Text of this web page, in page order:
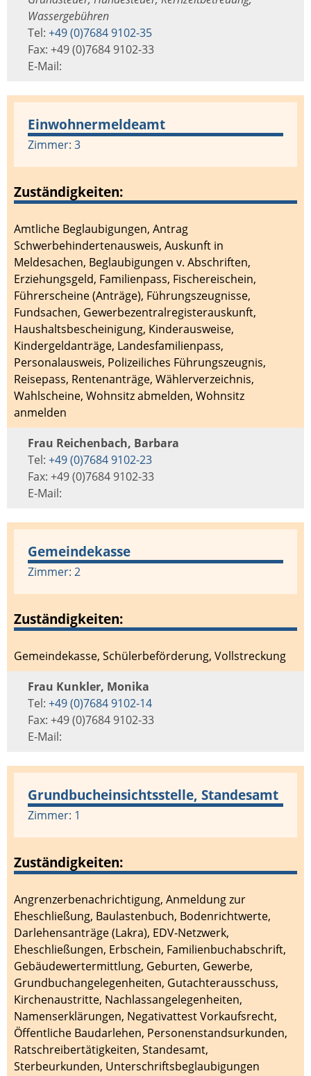
Wassergebühren
Tel: +49 (0)7684 9102-35
Fax: +49 (0)7684 9102-33
E-Mail:
Einwohnermeldeamt
Zimmer: 3
Zuständigkeiten:
Amtliche Beglaubigungen, Antrag
Schwerbehindertenausweis, Auskunft in
Meldesachen, Beglaubigungen v. Abschriften,
Erziehungsgeld, Familienpass, Fischereischein,
Führerscheine (Anträge), Führungszeugnisse,
Fundsachen, Gewerbezentralregisterauskunft,
Haushaltsbescheinigung, Kinderausweise,
Kindergeldanträge, Landesfamilienpass,
Personalausweis, Polizeiliches Führungszeugnis,
Reisepass, Rentenanträge, Wählerverzeichnis,
Wahlscheine, Wohnsitz abmelden, Wohnsitz
anmelden
Frau Reichenbach, Barbara
Tel: +49 (0)7684 9102-23
Fax: +49 (0)7684 9102-33
E-Mail:
Gemeindekasse
Zimmer: 2
Zuständigkeiten:
Gemeindekasse, Schülerbeförderung, Vollstreckung
Frau Kunkler, Monika
Tel: +49 (0)7684 9102-14
Fax: +49 (0)7684 9102-33
E-Mail:
Grundbucheinsichtsstelle, Standesamt
Zimmer: 1
Zuständigkeiten:
Angrenzerbenachrichtigung, Anmeldung zur
Eheschließung, Baulastenbuch, Bodenrichtwerte,
Darlehensanträge (Lakra), EDV-Netzwerk,
Eheschließungen, Erbschein, Familienbuchabschrift,
Gebäudewertermittlung, Geburten, Gewerbe,
Grundbuchangelegenheiten, Gutachterausschuss,
Kirchenaustritte, Nachlassangelegenheiten,
Namenserklärungen, Negativattest Vorkaufsrecht,
Öffentliche Baudarlehen, Personenstandsurkunden,
Ratschreibertätigkeiten, Standesamt,
Sterbeurkunden, Unterschriftsbeglaubigungen